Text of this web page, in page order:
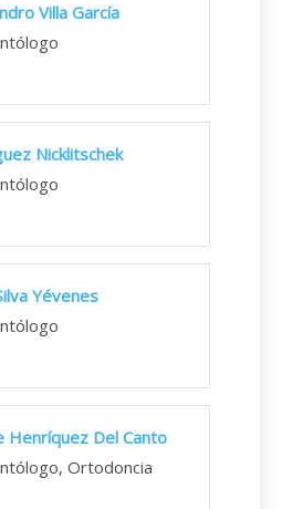
Villa García
Nicklitschek
Yévenes
Henríquez Del Canto
Ortodoncia